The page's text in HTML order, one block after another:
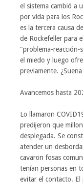
el sistema cambió a
por vida para los
es la tercera causa
de Rockefeller para
"problema-
el miedo y luego
previamente.
Avancemos hasta
Lo llamaron
predijeron que
desplegada. Se
atender un
cavaron fosas
tenían personas en
evitar el contacto. El